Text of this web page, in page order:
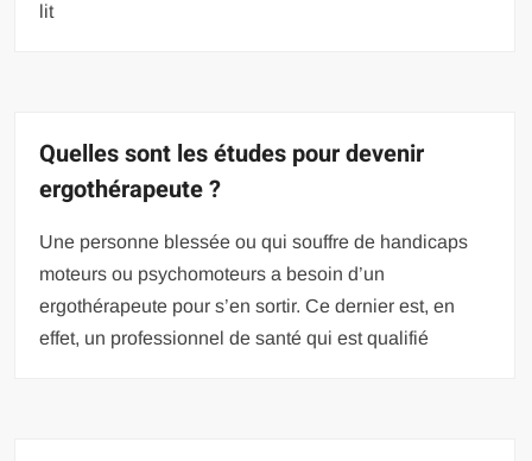
lit
Quelles sont les études pour devenir
ergothérapeute ?
Une personne blessée ou qui souffre de handicaps
moteurs ou psychomoteurs a besoin d’un
ergothérapeute pour s’en sortir. Ce dernier est, en
effet, un professionnel de santé qui est qualifié